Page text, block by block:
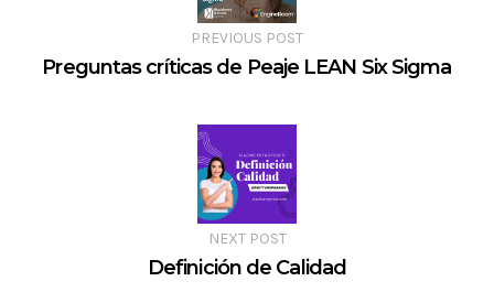
PREVIOUS POST
Preguntas críticas de Peaje LEAN Six Sigma
NEXT POST
Definición de Calidad